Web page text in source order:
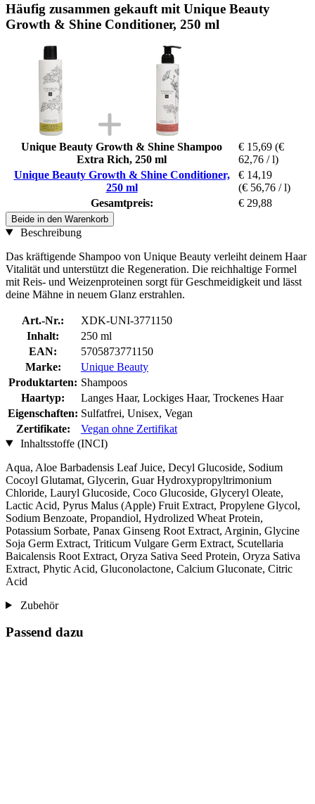
Häufig zusammen gekauft mit Unique Beauty
Growth & Shine Conditioner, 250 ml
Unique Beauty Growth & Shine Shampoo
Extra Rich, 250 ml
€ 15,69 (€
62,76 / l)
Unique Beauty Growth & Shine Conditioner,
250 ml
€ 14,19
(€ 56,76 / l)
Gesamtpreis:
€ 29,88
Beide in den Warenkorb
Beschreibung
Das kräftigende Shampoo von Unique Beauty verleiht deinem Haar
Vitalität und unterstützt die Regeneration. Die reichhaltige Formel
mit Reis- und Weizenproteinen sorgt für Geschmeidigkeit und lässt
deine Mähne in neuem Glanz erstrahlen.
Art.-Nr.:
XDK-UNI-3771150
Inhalt:
250 ml
EAN:
5705873771150
Marke:
Unique Beauty
Produktarten: Shampoos
Haartyp:
Langes Haar, Lockiges Haar, Trockenes Haar
Eigenschaften: Sulfatfrei, Unisex, Vegan
Zertifikate:
Vegan ohne Zertifikat
Inhaltsstoffe (INCI)
Aqua, Aloe Barbadensis Leaf Juice, Decyl Glucoside, Sodium
Cocoyl Glutamat, Glycerin, Guar Hydroxypropyltrimonium
Chloride, Lauryl Glucoside, Coco Glucoside, Glyceryl Oleate,
Lactic Acid, Pyrus Malus (Apple) Fruit Extract, Propylene Glycol,
Sodium Benzoate, Propandiol, Hydrolized Wheat Protein,
Potassium Sorbate, Panax Ginseng Root Extract, Arginin, Glycine
Soja Germ Extract, Triticum Vulgare Germ Extract, Scutellaria
Baicalensis Root Extract, Oryza Sativa Seed Protein, Oryza Sativa
Extract, Phytic Acid, Gluconolactone, Calcium Gluconate, Citric
Acid
Zubehör
Passend dazu